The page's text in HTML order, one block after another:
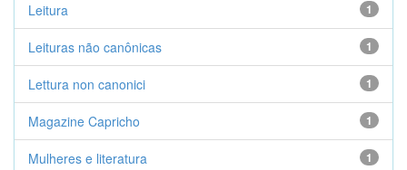
1
Leitura
1
Leituras não canônicas
1
Lettura non canonici
1
Magazine Capricho
1
Mulheres e literatura